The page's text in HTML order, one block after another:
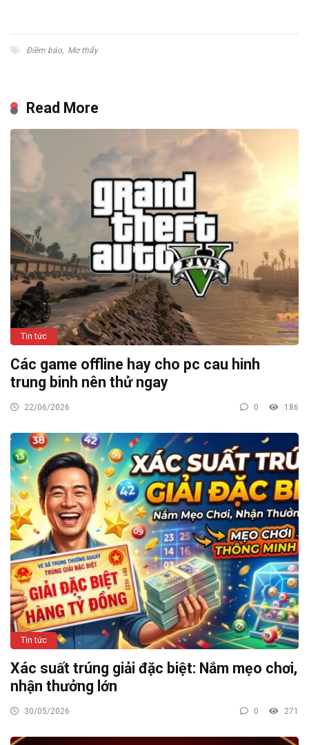
Điềm báo, Mơ thấy
Read More
Tin tức
Các game offline hay cho pc cau hinh
trung binh nên thử ngay
22/06/2026 0 186
Tin tức
Xác suất trúng giải đặc biệt: Nắm mẹo chơi,
nhận thưởng lớn
30/05/2026 0 271